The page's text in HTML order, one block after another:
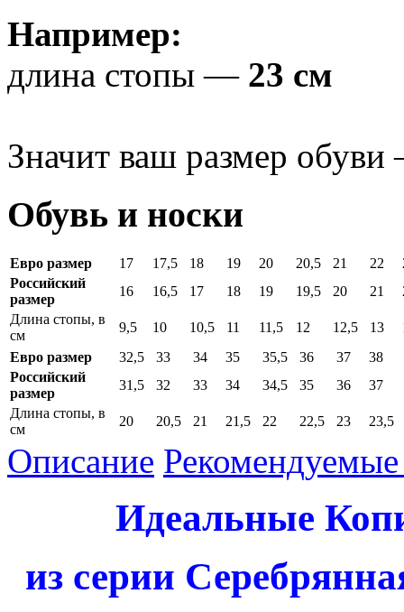
Например:
длина стопы — 23 см
Значит ваш размер
Обувь и носки
Евро размер 17 17,5 18 19 20 20,5 21 22
Российский
размер
16 16,5 17 18 19 19,5 20 21
Длина стопы, в
см
9,5 10 10,5 11 11,5 12 12,5 13
Евро размер
32,5 33 34 35 35,5 36 37
38
Российский
размер
31,5 32 33 34 34,5 35 36
37
Длина стопы, в
см
20 20,5 21 21,5 22 22,5 23 23,5
Описание
Идеальные
из серии